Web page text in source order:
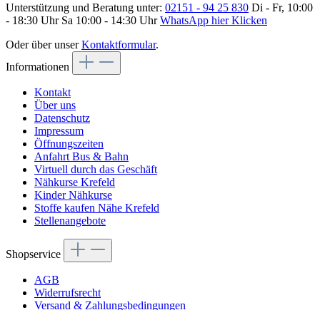
Unterstützung und Beratung unter: 02151 - 94 25 830 Di - Fr, 10:00
- 18:30 Uhr Sa 10:00 - 14:30 UhrWhatsApp hier Klicken
Oder über unserKontaktformular.
Informationen
Kontakt
Über uns
Datenschutz
Impressum
Öffnungszeiten
Anfahrt Bus & Bahn
Virtuell durch das Geschäft
Nähkurse Krefeld
Kinder Nähkurse
Stoffe kaufen Nähe Krefeld
Stellenangebote
Shopservice
AGB
Widerrufsrecht
Versand & Zahlungsbedingungen